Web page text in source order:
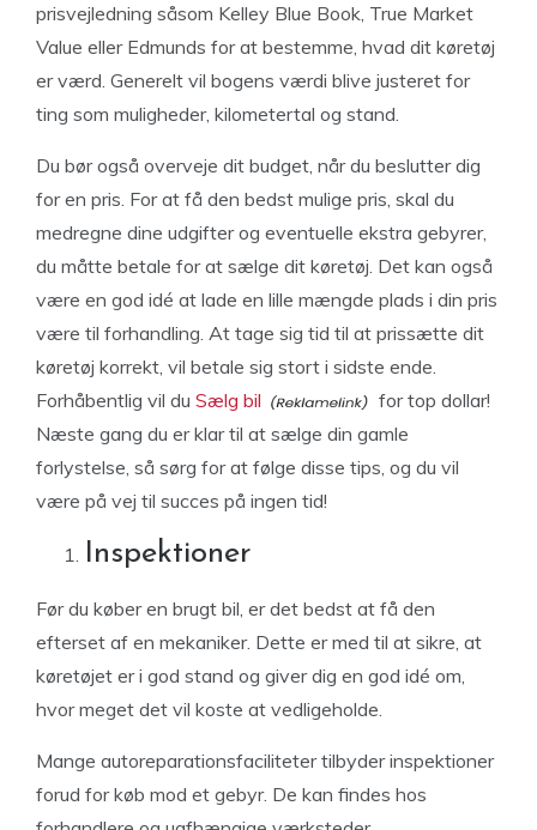
prisvejledning såsom Kelley Blue Book, True Market
Value eller Edmunds for at bestemme, hvad dit køretøj
er værd. Generelt vil bogens værdi blive justeret for
ting som muligheder, kilometertal og stand.
Du bør også overveje dit budget, når du beslutter dig
for en pris. For at få den bedst mulige pris, skal du
medregne dine udgifter og eventuelle ekstra gebyrer,
du måtte betale for at sælge dit køretøj. Det kan også
være en god idé at lade en lille mængde plads i din pris
være til forhandling. At tage sig tid til at prissætte dit
køretøj korrekt, vil betale sig stort i sidste ende.
Forhåbentlig vil du Sælg bil
for top dollar!
Næste gang du er klar til at sælge din gamle
forlystelse, så sørg for at følge disse tips, og du vil
være på vej til succes på ingen tid!
Inspektioner
Før du køber en brugt bil, er det bedst at få den
efterset af en mekaniker. Dette er med til at sikre, at
køretøjet er i god stand og giver dig en god idé om,
hvor meget det vil koste at vedligeholde.
Mange autoreparationsfaciliteter tilbyder inspektioner
forud for køb mod et gebyr. De kan findes hos